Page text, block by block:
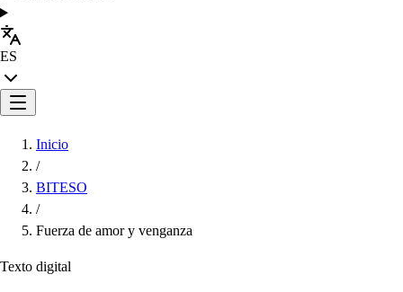
ES
Inicio
/
BITESO
/
Fuerza de amor y venganza
Texto digital